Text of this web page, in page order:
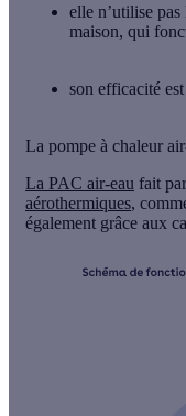
elle n’utilise
maison, qui
son efficacité
La pompe à chaleur
La PAC air-eau fait
aérothermiques,
également grâce aux